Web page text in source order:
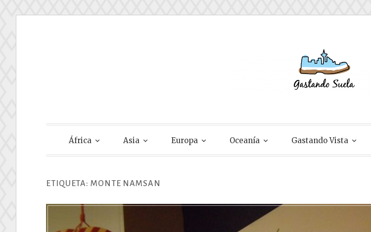
Gastando Suela
África Asia Europa Oceanía Gastando Vista
ETIQUETA:MONTE NAMSAN